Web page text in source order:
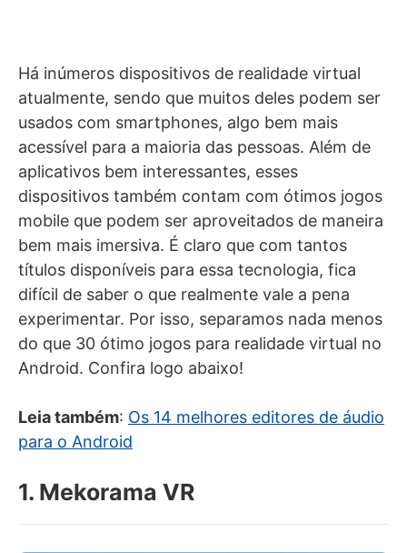
Há inúmeros dispositivos de realidade virtual
atualmente, sendo que muitos deles podem ser
usados com smartphones, algo bem mais
acessível para a maioria das pessoas. Além de
aplicativos bem interessantes, esses
dispositivos também contam com ótimos jogos
mobile que podem ser aproveitados de maneira
bem mais imersiva. É claro que com tantos
títulos disponíveis para essa tecnologia, fica
difícil de saber o que realmente vale a pena
experimentar. Por isso, separamos nada menos
do que 30 ótimo jogos para realidade virtual no
Android. Confira logo abaixo!
Leia também: Os 14 melhores editores de áudio
para o Android
1. Mekorama VR